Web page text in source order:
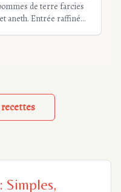
de terre farcies
aneth. Entrée raffinée
Simples,